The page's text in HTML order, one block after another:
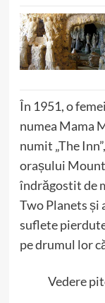
În 1951, o
numea Mama
numit „The
orașului Mount
îndrăgostit de
Two Planets și
suflete
pe drumul lor
Vedere